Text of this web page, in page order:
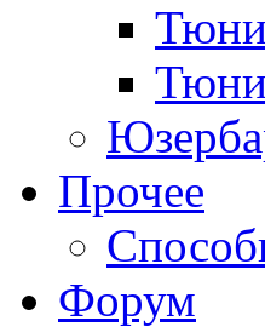
Прочее
Форум